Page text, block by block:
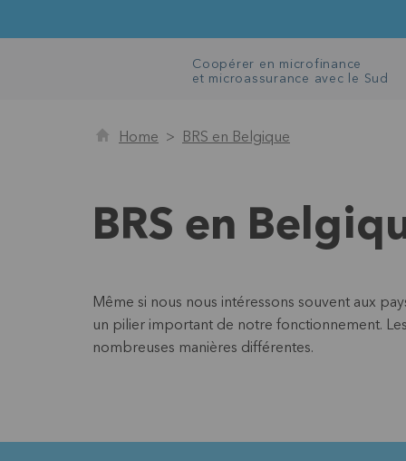
Coopérer en microfinance
et microassurance avec le Sud
Home BRS en Belgique
BRS en
Même si nous nous intéressons souvent aux
un pilier important de notre fonctionnement.
nombreuses manières différentes.